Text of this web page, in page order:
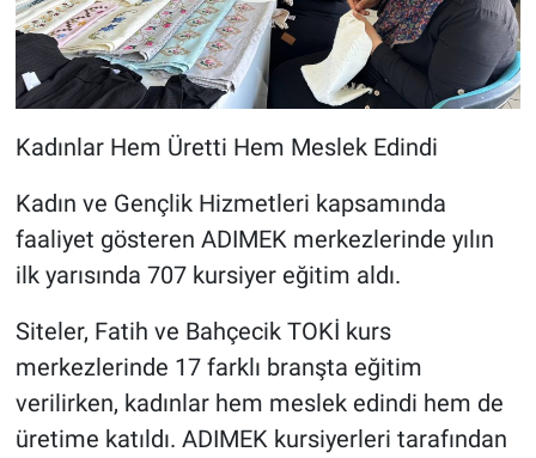
Kadınlar Hem Üretti Hem Meslek Edindi
Kadın ve Gençlik Hizmetleri kapsamında
faaliyet gösteren ADIMEK merkezlerinde yılın
ilk yarısında 707 kursiyer eğitim aldı.
Siteler, Fatih ve Bahçecik TOKİ kurs
merkezlerinde 17 farklı branşta eğitim
verilirken, kadınlar hem meslek edindi hem de
üretime katıldı. ADIMEK kursiyerleri tarafından